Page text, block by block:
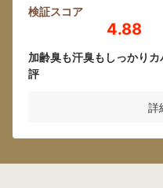
検証スコア
4.88
加齢臭も汗臭もしっかり
評
詳